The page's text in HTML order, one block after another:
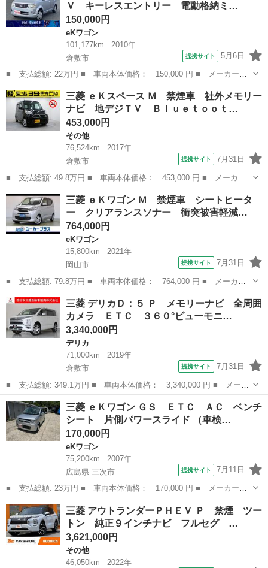
ラ 衝突軽...
Ｖ キーレスエントリー 電動格納ミ…
150,000円
eKワゴン
101,177km
2010年
倉敷市
提携サイト 5月6日
■ 支払総額: 22万円 ■ 車両本体価格： 150,000 円 ■ メーカー
名： 三菱 ■ 車種名： ｅＫワゴン ■ グレード名： ジョイフィ
ールド ナビ ＴＶ キーレスエントリー 電動格納ミラー ベンチ
シート 盗難防止...
岡山 倉敷市 eKワゴン
三菱 ｅＫスペース Ｍ 禁煙車 社外メモリー
ナビ 地デジＴＶ Ｂｌｕｅｔｏｏｔ…
453,000円
その他
76,524km
2017年
倉敷市
提携サイト 7月31日
■ 支払総額: 49.8万円 ■ 車両本体価格： 453,000 円 ■ メーカー
名： 三菱 ■ 車種名： ｅＫスペース ■ グレード名： Ｍ 禁煙
車 社外メモリーナビ 地デジＴＶ Ｂｌｕｅｔｏｏｔｈ ＣＤ再
生 両側スライ...
岡山 倉敷市 その他
三菱 ｅＫワゴン Ｍ 禁煙車 シートヒータ
ー クリアランスソナー 衝突被害軽減…
764,000円
eKワゴン
15,800km
2021年
岡山市
提携サイト 7月31日
■ 支払総額: 79.8万円 ■ 車両本体価格： 764,000 円 ■ メーカー
名： 三菱 ■ 車種名： ｅＫワゴン ■ グレード名： Ｍ 禁煙
車 シートヒーター クリアランスソナー 衝突被害軽減ブレーキ
キーレスキー ...
岡山 岡山市 eKワゴン
三菱 デリカＤ：５ Ｐ メモリーナビ 全周囲
カメラ ＥＴＣ ３６０°ビューモニ…
3,340,000円
デリカ
71,000km
2019年
倉敷市
提携サイト 7月31日
■ 支払総額: 349.1万円 ■ 車両本体価格： 3,340,000 円 ■ メーカ
ー名： 三菱 ■ 車種名： デリカＤ：５ ■ グレード名： Ｐ メ
モリーナビ 全周囲カメラ ＥＴＣ ３６０°ビューモニター 被害軽
減ブレ...
岡山 倉敷市 デリカ
三菱 ｅＫワゴン ＧＳ ＥＴＣ ＡＣ ベンチ
シート 片側パワースライド （車検…
170,000円
eKワゴン
75,200km
2007年
広島県 三次市
提携サイト 7月11日
■ 支払総額: 23万円 ■ 車両本体価格： 170,000 円 ■ メーカー
名： 三菱 ■ 車種名： ｅＫワゴン ■ グレード名： ＧＳ ＥＴ
Ｃ ＡＣ ベンチシート 片側パワースライド ■ 排気量： 660cc
■ ドア...
広島 三次市 eKワゴン
三菱 アウトランダーＰＨＥＶ Ｐ 禁煙 ツー
トン 純正９インチナビ フルセグ …
3,621,000円
その他
46,050km
2022年